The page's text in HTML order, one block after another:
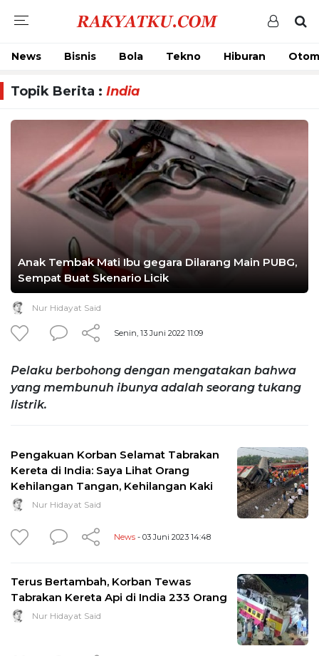
News Bisnis Bola Tekno Hiburan
Topik Berita : India
Anak Tembak Mati Ibu gegara Dilarang Main PUBG,
Sempat Buat Skenario Licik
Nur Hidayat Said
Senin, 13 Juni 2022 11:09
Pelaku berbohong dengan mengatakan bahwa
yang membunuh ibunya adalah seorang tukang
listrik.
Pengakuan Korban Selamat Tabrakan
Kereta di India: Saya Lihat Orang
Kehilangan Tangan, Kehilangan Kaki
Nur Hidayat Said
News - 03 Juni 2023 14:48
Terus Bertambah, Korban Tewas
Tabrakan Kereta Api di India 233 Orang
Nur Hidayat Said